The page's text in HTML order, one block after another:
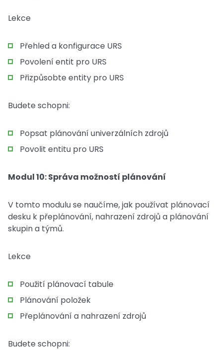
Lekce
Přehled a konfigurace URS
Povolení entit pro URS
Přizpůsobte entity pro URS
Budete schopni:
Popsat plánování univerzálních zdrojů
Povolit entitu pro URS
Modul 10: Správa možností plánování
V tomto modulu se naučíme, jak používat plánovací
desku k přeplánování, nahrazení zdrojů a plánování
skupin a týmů.
Lekce
Použití plánovací tabule
Plánování položek
Přeplánování a nahrazení zdrojů
Budete schopni: